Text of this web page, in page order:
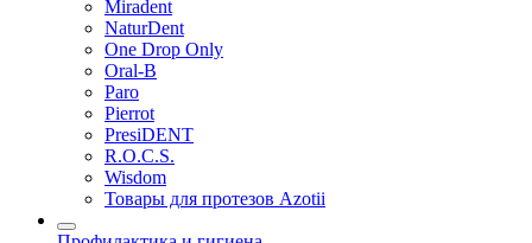
Miradent
NaturDent
One Drop Only
Oral-B
Paro
Pierrot
PresiDENT
R.O.C.S.
Wisdom
Товары для протезов Azotii